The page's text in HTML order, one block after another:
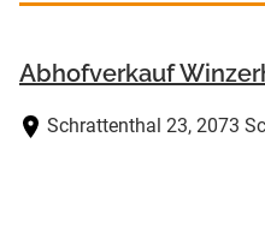
Abhofverkauf
Schrattenthal 23, 2073